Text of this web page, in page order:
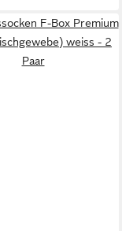
F-Box Premium
weiss - 2
Paar